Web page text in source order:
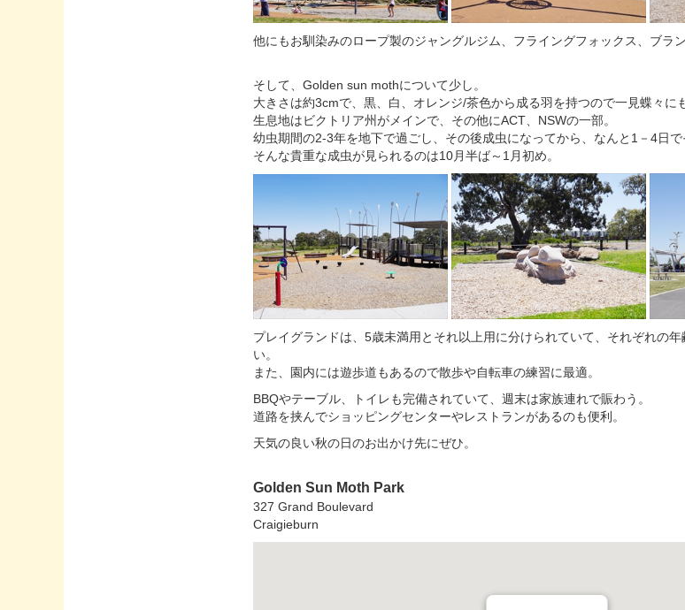
他にもお馴染みのロープ製のジャングルジム、フライングフォックス、ブラン
そして、Golden sun mothについて少し。
大きさは約3cmで、黒、白、オレンジ/茶色から成る羽を持つので一見蝶々に
生息地はビクトリア州がメインで、その他にACT、NSWの一部。
幼虫期間の2-3年を地下で過ごし、その後成虫になってから、なんと1－4日で
そんな貴重な成虫が見られるのは10月半ば～1月初め。
プレイグランドは、5歳未満用とそれ以上用に分けられていて、それぞれの
い。
また、園内には遊歩道もあるので散歩や自転車の練習に最適。
BBQやテーブル、トイレも完備されていて、週末は家族連れで賑わう。
道路を挟んでショッピングセンターやレストランがあるのも便利。
天気の良い秋の日のお出かけ先にぜひ。
Golden Sun Moth Park
327 Grand Boulevard
Craigieburn